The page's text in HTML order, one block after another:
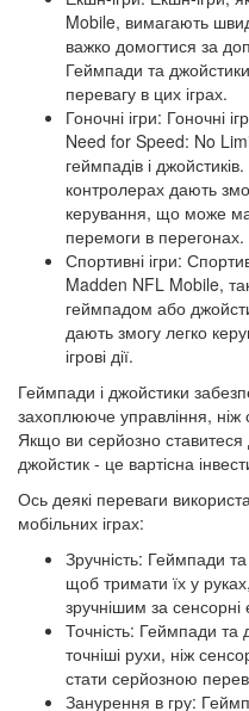
Mobile, вимагають
важко домогтися за
Геймпади та
перевагу в цих іграх.
Гоночні ігри: Гоночні
Need for Speed: No
геймпадів і
контролерах дають
керування, що може
перемоги в перегонах.
Спортивні ігри:
Madden NFL Mobile,
геймпадом або
дають змогу легко
ігрові дії.
Геймпади і джойстики
захоплююче управління, ніж
Якщо ви серйозно
джойстик - це вартісна
Ось деякі переваги
мобільних іграх:
Зручність: Геймпади
щоб тримати їх у
зручнішим за
Точність: Геймпади та
точніші рухи, ніж
стати серйозною
Занурення в гру: